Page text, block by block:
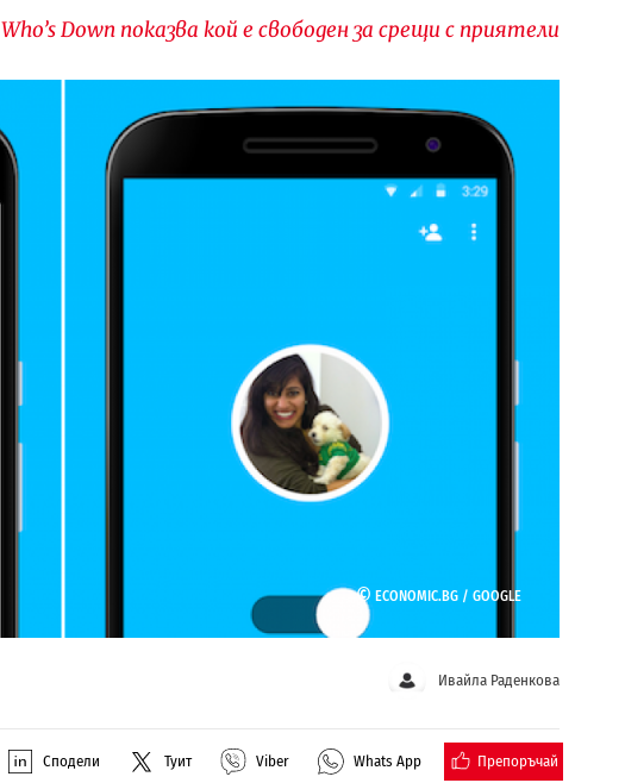
Who’s Down показва кой е свободен за срещи с приятели
© ECONOMIC.BG / GOOGLE
Ивайла Раденкова
Сподели Туит Viber Whats App Препоръчай